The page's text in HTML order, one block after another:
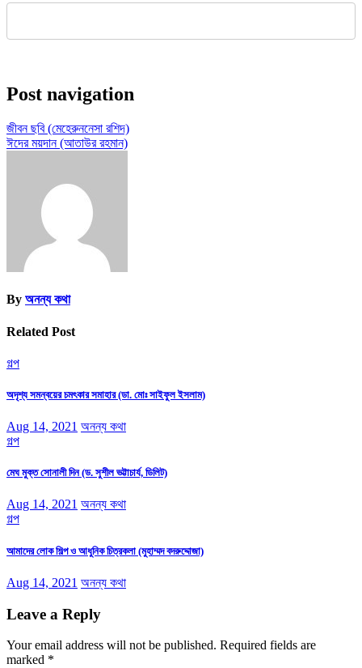
Post navigation
জীবন ছবি (মেহেরুননেসা রশিদ)
ঈদের ময়দান (আতাউর রহমান)
By অনন্য কথা
Related Post
গল্প
অদৃশ্য সমন্বয়ের চমৎকার সমাহার (ডা. মোঃ সাইফুল ইসলাম)
Aug 14, 2021 অনন্য কথা
গল্প
মেঘ মুক্ত সোনালী দিন (ড. সুশীল ভট্টাচার্য, ডিলিট)
Aug 14, 2021 অনন্য কথা
গল্প
আমাদের লোক শিল্প ও আধুনিক চিত্রকলা (মুহাম্মদ বদরুদ্দোজা)
Aug 14, 2021 অনন্য কথা
Leave a Reply
Your email address will not be published. Required fields are
marked *